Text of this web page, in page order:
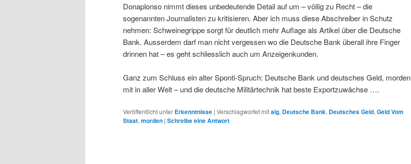
Donaplonso nimmt dieses unbedeutende Detail auf um – völlig zu Recht – die
sogenannten Journalisten zu kritisieren. Aber ich muss diese Abschreiber in Schutz
nehmen: Schweinegrippe sorgt für deutlich mehr Auflage als Artikel über die Deutsche
Bank. Ausserdem darf man nicht vergessen wo die Deutsche Bank überall ihre Finger
drinnen hat – es geht schliesslich auch um Anzeigenkunden.
Ganz zum Schluss ein alter Sponti-Spruch: Deutsche Bank und deutsches Geld, morden
mit in aller Welt – und die deutsche Militärtechnik hat beste Exportzuwächse ….
Veröffentlicht unter Erkenntnisse | Verschlagwortet mitaig, Deutsche Bank, Deutsches Geld,Geld Vom
Staat,morden | Schreibe eine Antwort